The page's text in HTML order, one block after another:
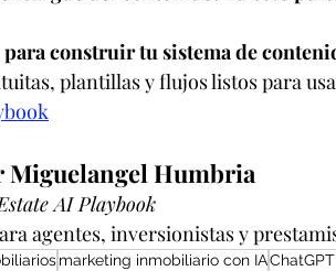
para construir tu sistema de
plantillas y flujos listos para
Miguelangel Humbria
AI Playbook
agentes, inversionistas y
marketing inmobiliario con IA